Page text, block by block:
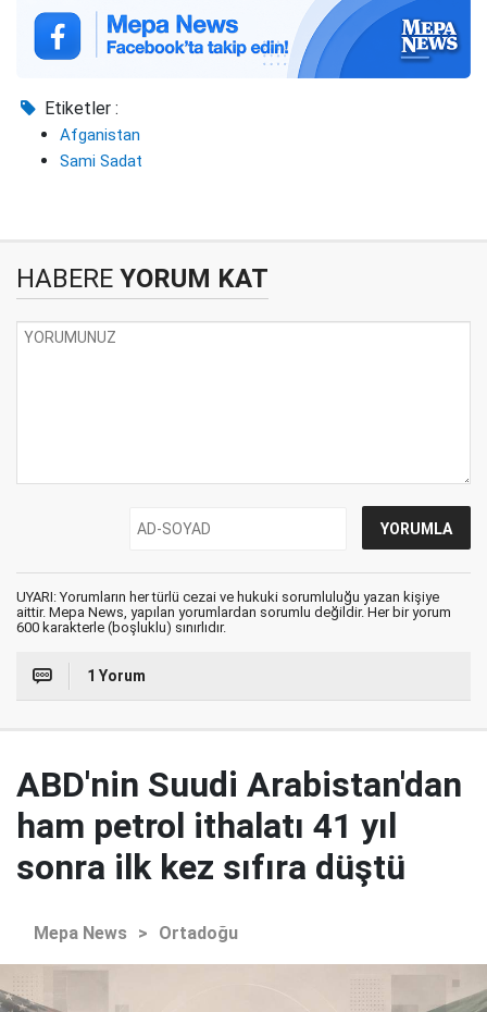
Etiketler :
Afganistan
Sami Sadat
HABERE YORUM KAT
UYARI: Yorumların her türlü cezai ve hukuki sorumluluğu yazan kişiye
aittir. Mepa News, yapılan yorumlardan sorumlu değildir. Her bir yorum
600 karakterle (boşluklu) sınırlıdır.
1 Yorum
ABD'nin Suudi Arabistan'dan
ham petrol ithalatı 41 yıl
sonra ilk kez sıfıra düştü
Mepa News > Ortadoğu